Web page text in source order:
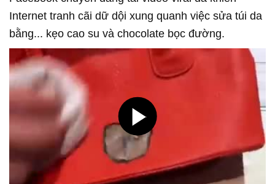
Internet tranh cãi dữ dội xung quanh việc sửa túi da
bằng... kẹo cao su và chocolate bọc đường.